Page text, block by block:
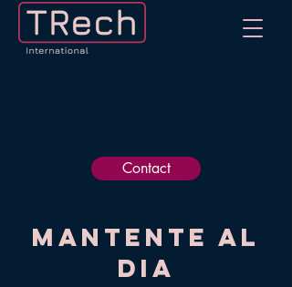
Contact
Mantente al
dia